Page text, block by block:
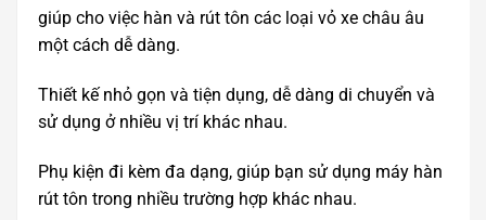
giúp cho việc hàn và rút tôn các loại vỏ xe châu âu
một cách dễ dàng.
Thiết kế nhỏ gọn và tiện dụng, dễ dàng di chuyển và
sử dụng ở nhiều vị trí khác nhau.
Phụ kiện đi kèm đa dạng, giúp bạn sử dụng máy hàn
rút tôn trong nhiều trường hợp khác nhau.